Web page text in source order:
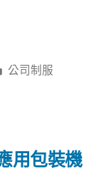
分
公司制服
用包裝機